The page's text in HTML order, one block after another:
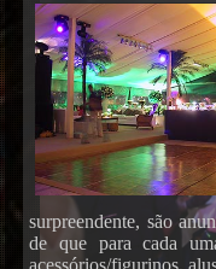
surpreendente, são
de que para cada